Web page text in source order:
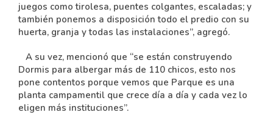
juegos como tirolesa, puentes colgantes, escaladas; y
también ponemos a disposición todo el predio con su
huerta, granja y todas las instalaciones”, agregó.
A su vez, mencionó que “se están construyendo
Dormis para albergar más de 110 chicos, esto nos
pone contentos porque vemos que Parque es una
planta campamentil que crece día a día y cada vez lo
eligen más instituciones”.